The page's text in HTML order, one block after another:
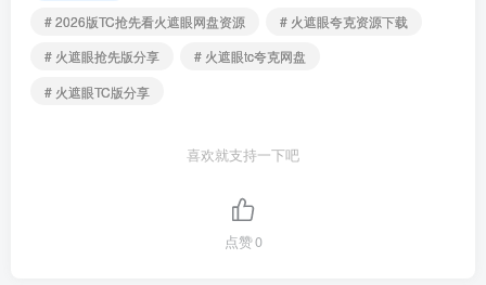
# 2026版TC抢先看火遮眼网盘资源
# 火遮眼夸克资源下载
# 火遮眼抢先版分享
# 火遮眼tc夸克网盘
# 火遮眼TC版分享
喜欢就支持一下吧
点赞0